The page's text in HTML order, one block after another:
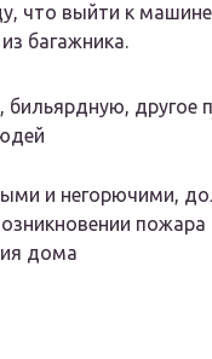
что выйти к
багажника.
другое
и негорючими,
дома